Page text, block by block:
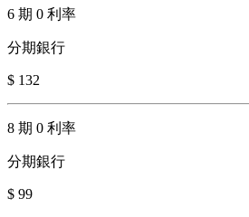
6 期 0 利率
分期銀行
$ 132
8 期 0 利率
分期銀行
$ 99